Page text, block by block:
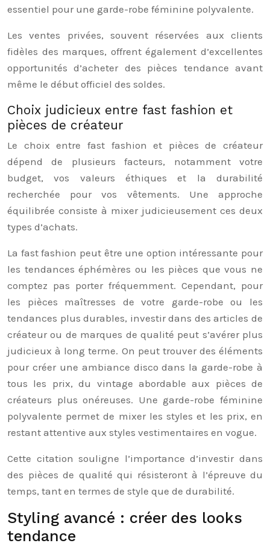
essentiel pour une garde-robe féminine polyvalente.
Les ventes privées, souvent réservées aux clients
fidèles des marques, offrent également d’excellentes
opportunités d’acheter des pièces tendance avant
même le début officiel des soldes.
Choix judicieux entre fast fashion et
pièces de créateur
Le choix entre fast fashion et pièces de créateur
dépend de plusieurs facteurs, notamment votre
budget, vos valeurs éthiques et la durabilité
recherchée pour vos vêtements. Une approche
équilibrée consiste à mixer judicieusement ces deux
types d’achats.
La fast fashion peut être une option intéressante pour
les tendances éphémères ou les pièces que vous ne
comptez pas porter fréquemment. Cependant, pour
les pièces maîtresses de votre garde-robe ou les
tendances plus durables, investir dans des articles de
créateur ou de marques de qualité peut s’avérer plus
judicieux à long terme. On peut trouver des éléments
pour créer une ambiance disco dans la garde-robe à
tous les prix, du vintage abordable aux pièces de
créateurs plus onéreuses. Une garde-robe féminine
polyvalente permet de mixer les styles et les prix, en
restant attentive aux styles vestimentaires en vogue.
Cette citation souligne l’importance d’investir dans
des pièces de qualité qui résisteront à l’épreuve du
temps, tant en termes de style que de durabilité.
Styling avancé : créer des looks
tendance